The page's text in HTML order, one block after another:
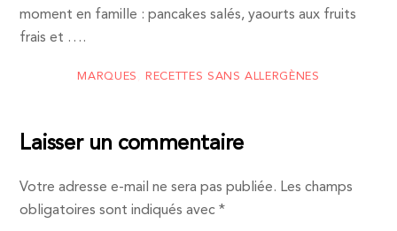
moment en famille : pancakes salés, yaourts aux fruits
frais et ….
MARQUES RECETTES SANS ALLERGÈNES
Laisser un commentaire
Votre adresse e-mail ne sera pas publiée. Les champs
obligatoires sont indiqués avec*